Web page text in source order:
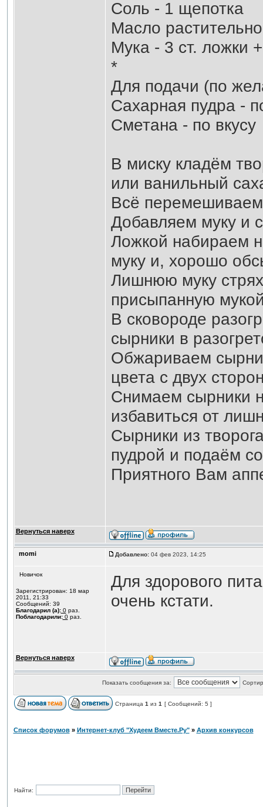
Соль - 1 щепотка
Масло
Мука - 3 ст. ложки
*
Для подачи (по
Сахарная пудра -
Сметана - по вкусу
В миску кладём
или ванильный
Всё
Добавляем муку и
Ложкой набираем
муку и, хорошо
Лишнюю муку
присыпанную
В сковороде
сырники в
Обжариваем
цвета с двух
Снимаем сырники
избавиться от
Сырники из
пудрой и подаём
Приятного Вам
Вернуться наверх
momi Добавлено:04 фев 2023, 14:25
Новичок
Зарегистрирован: 18 мар
2011, 21:33
Сообщений: 39
Благодарил (а):0раз.
Поблагодарили:0раз.
Для здорового
очень кстати.
Вернуться наверх
Показать сообщения за:
Страница 1 из 1 [ Сообщений: 5 ]
Список форумов» Интернет-клуб "Худеем Вместе.Ру"» Архив конкурсов
Найти: